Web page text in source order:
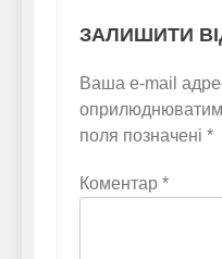
ЗАЛИШИТИ
Ваша e-mail
поля позначені *
Коментар *